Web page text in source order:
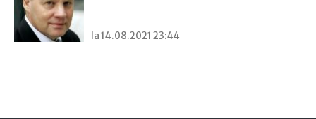
la 14.08.2021 23:44